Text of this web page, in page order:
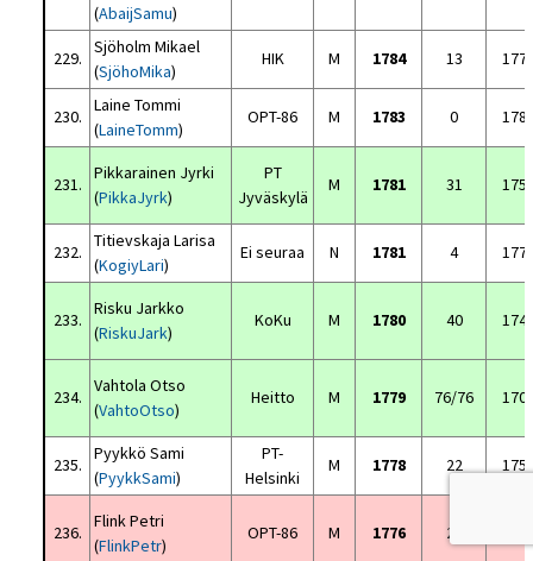
(AbaijSamu)
229.
Sjöholm Mikael
(SjöhoMika)
HIK M 1784 13
230.
Laine Tommi
(LaineTomm)
OPT-86 M 1783 0
231.
Pikkarainen Jyrki
(PikkaJyrk)
PT
Jyväskylä
M 1781 31
232.
Titievskaja Larisa
(KogiyLari)
Ei seuraa N 1781 4
233.
Risku Jarkko
(RiskuJark)
KoKu M 1780 40
234.
Vahtola Otso
(VahtoOtso)
Heitto M 1779 76/76
235.
Pyykkö Sami
(PyykkSami)
PT-
Helsinki
M 1778 22
236.
Flink Petri
(FlinkPetr)
OPT-86 M 1776 22